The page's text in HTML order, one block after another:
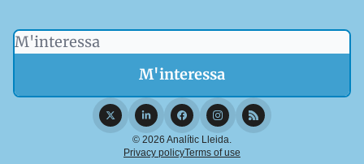
© 2026 Analític Lleida.
Privacy policyTerms of use